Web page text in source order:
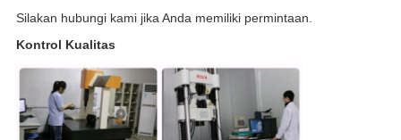
Silakan hubungi kami jika Anda memiliki permintaan.
Kontrol Kualitas